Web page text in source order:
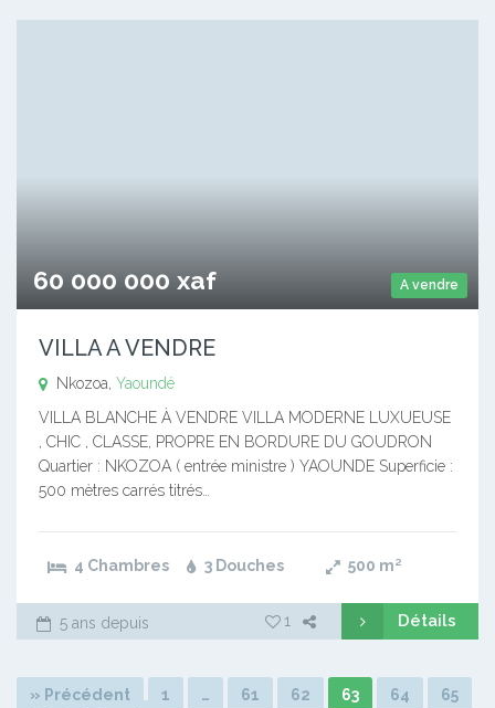
A vendre
60 000 000 xaf
VILLA A VENDRE
Nkozoa, Yaoundé
VILLA BLANCHE À VENDRE VILLA MODERNE LUXUEUSE
, CHIC , CLASSE, PROPRE EN BORDURE DU GOUDRON
Quartier : NKOZOA ( entrée ministre ) YAOUNDE Superficie :
500 mètres carrés titrés…
4 Chambres 3 Douches 500 m²
5 ans depuis 1 Détails
» Précédent 1 … 61 62 63 64
65